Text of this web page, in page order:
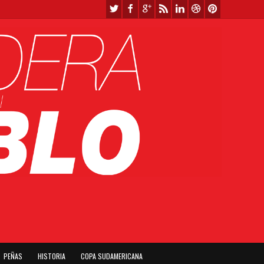
PEÑAS HISTORIA COPA SUDAMERICANA